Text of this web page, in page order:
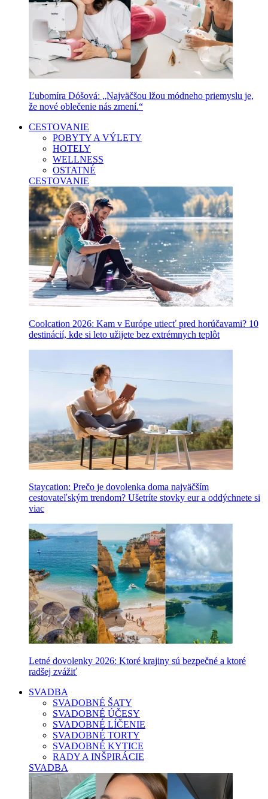
Ľubomíra Dóšová: „Najväčšou lžou módneho priemyslu je,
že nové oblečenie nás zmení.“
CESTOVANIE
POBYTY A VÝLETY
HOTELY
WELLNESS
OSTATNÉ
CESTOVANIE
Coolcation 2026: Kam v Európe utiecť pred horúčavami? 10
destinácií, kde si leto užijete bez extrémnych teplôt
Staycation: Prečo je dovolenka doma najväčším
cestovateľským trendom? Ušetríte stovky eur a oddýchnete si
viac
Letné dovolenky 2026: Ktoré krajiny sú bezpečné a ktoré
radšej zvážiť
SVADBA
SVADOBNÉ ŠATY
SVADOBNÉ ÚČESY
SVADOBNÉ LÍČENIE
SVADOBNÉ TORTY
SVADOBNÉ KYTICE
RADY A INŠPIRÁCIE
SVADBA